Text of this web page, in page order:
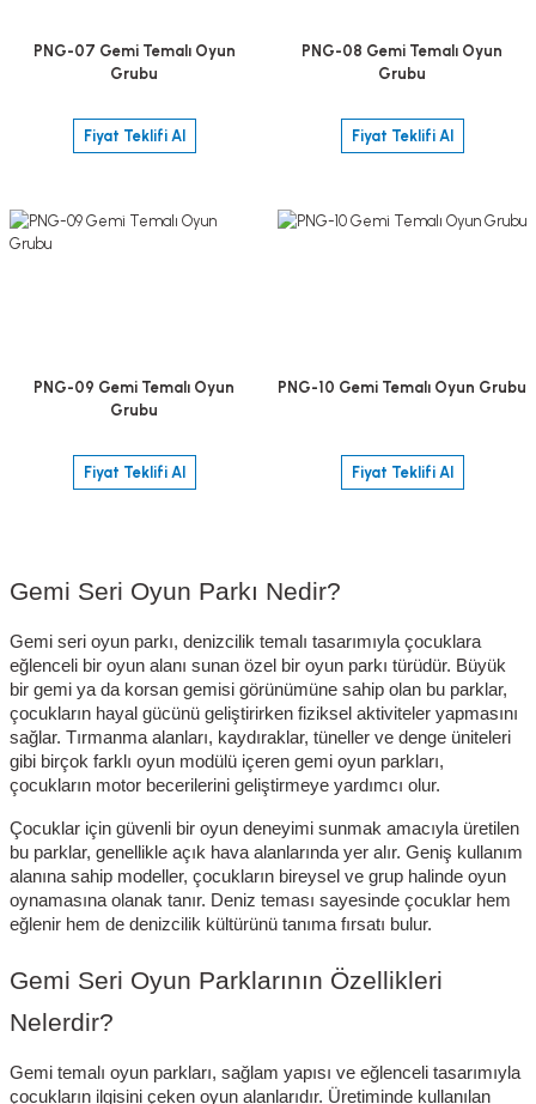
PNG-07 Gemi Temalı Oyun
Grubu
Fiyat Teklifi Al
PNG-08 Gemi Temalı Oyun
Grubu
Fiyat Teklifi Al
PNG-09 Gemi Temalı Oyun
Grubu
Fiyat Teklifi Al
PNG-10 Gemi Temalı Oyun Grubu
Fiyat Teklifi Al
Gemi Seri Oyun Parkı Nedir?
Gemi seri oyun parkı, denizcilik temalı tasarımıyla çocuklara
eğlenceli bir oyun alanı sunan özel bir oyun parkı türüdür. Büyük
bir gemi ya da korsan gemisi görünümüne sahip olan bu parklar,
çocukların hayal gücünü geliştirirken fiziksel aktiviteler yapmasını
sağlar. Tırmanma alanları, kaydıraklar, tüneller ve denge üniteleri
gibi birçok farklı oyun modülü içeren gemi oyun parkları,
çocukların motor becerilerini geliştirmeye yardımcı olur.
Çocuklar için güvenli bir oyun deneyimi sunmak amacıyla üretilen
bu parklar, genellikle açık hava alanlarında yer alır. Geniş kullanım
alanına sahip modeller, çocukların bireysel ve grup halinde oyun
oynamasına olanak tanır. Deniz teması sayesinde çocuklar hem
eğlenir hem de denizcilik kültürünü tanıma fırsatı bulur.
Gemi Seri Oyun Parklarının Özellikleri
Nelerdir?
Gemi temalı oyun parkları, sağlam yapısı ve eğlenceli tasarımıyla
çocukların ilgisini çeken oyun alanlarıdır. Üretiminde kullanılan